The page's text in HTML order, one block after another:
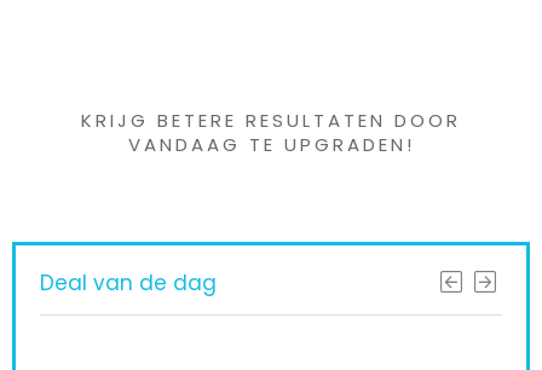
KRIJG BETERE RESULTATEN DOOR
VANDAAG TE UPGRADEN!
Deal van de dag